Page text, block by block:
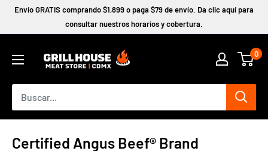
contenido
Envío GRATIS comprando $1,899 o paga $79 de envío. Da clic aquí para
consultar nuestros horarios y cobertura.
0
Certified Angus Beef® Brand